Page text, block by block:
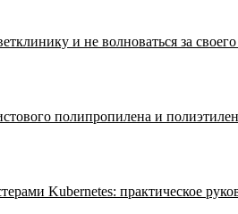
и не волноваться за
полипропилена и
Kubernetes: практическое